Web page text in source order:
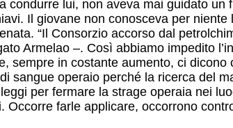
condurre lui, non aveva mai guidato
Il giovane non conosceva per
“Il Consorzio accorso dal
Armelao –. Così abbiamo impedito
sempre in costante aumento, ci
sangue operaio perché la ricerca del
per fermare la strage operaia nei
Occorre farle applicare, occorrono